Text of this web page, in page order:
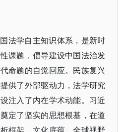
法学自主知识体系，是新时
课题，倡导建设中国法治发
命题的自觉回应。民族复兴
供了外部驱动力，法学研究
注入了内在学术动能。习近
定了坚实的思想根基，在道